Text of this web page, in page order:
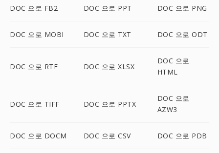
DOC 으로 FB2 DOC 으로 PPT DOC 으로 PNG
DOC 으로 MOBI DOC 으로 TXT DOC 으로 ODT
DOC 으로 RTF DOC 으로 XLSX
DOC 으로
HTML
DOC 으로 TIFF DOC 으로 PPTX
DOC 으로
AZW3
DOC 으로 DOCM DOC 으로 CSV DOC 으로 PDB